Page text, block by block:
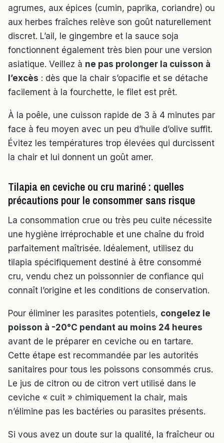
agrumes, aux épices (cumin, paprika, coriandre) ou
aux herbes fraîches relève son goût naturellement
discret. L’ail, le gingembre et la sauce soja
fonctionnent également très bien pour une version
asiatique. Veillez à ne pas prolonger la cuisson à
l’excès : dès que la chair s’opacifie et se détache
facilement à la fourchette, le filet est prêt.
À la poêle, une cuisson rapide de 3 à 4 minutes par
face à feu moyen avec un peu d’huile d’olive suffit.
Évitez les températures trop élevées qui durcissent
la chair et lui donnent un goût amer.
Tilapia en ceviche ou cru mariné : quelles
précautions pour le consommer sans risque
La consommation crue ou très peu cuite nécessite
une hygiène irréprochable et une chaîne du froid
parfaitement maîtrisée. Idéalement, utilisez du
tilapia spécifiquement destiné à être consommé
cru, vendu chez un poissonnier de confiance qui
connaît l’origine et les conditions de conservation.
Pour éliminer les parasites potentiels, congelez le
poisson à -20°C pendant au moins 24 heures
avant de le préparer en ceviche ou en tartare.
Cette étape est recommandée par les autorités
sanitaires pour tous les poissons consommés crus.
Le jus de citron ou de citron vert utilisé dans le
ceviche « cuit » chimiquement la chair, mais
n’élimine pas les bactéries ou parasites présents.
Si vous avez un doute sur la qualité, la fraîcheur ou